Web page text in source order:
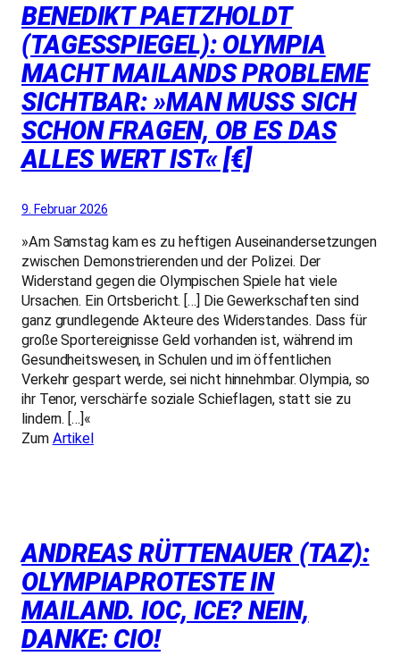
BENEDIKT PAETZHOLDT
(TAGESSPIEGEL): OLYMPIA
MACHT MAILANDS PROBLEME
SICHTBAR: »MAN MUSS SICH
SCHON FRAGEN, OB ES DAS
ALLES WERT IST« [€]
9. Februar 2026
»Am Samstag kam es zu heftigen Auseinandersetzungen
zwischen Demonstrierenden und der Polizei. Der
Widerstand gegen die Olympischen Spiele hat viele
Ursachen. Ein Ortsbericht. […] Die Gewerkschaften sind
ganz grundlegende Akteure des Widerstandes. Dass für
große Sportereignisse Geld vorhanden ist, während im
Gesundheitswesen, in Schulen und im öffentlichen
Verkehr gespart werde, sei nicht hinnehmbar. Olympia, so
ihr Tenor, verschärfe soziale Schieflagen, statt sie zu
lindern. […]«
Zum Artikel
ANDREAS RÜTTENAUER (TAZ):
OLYMPIAPROTESTE IN
MAILAND. IOC, ICE? NEIN,
DANKE: CIO!